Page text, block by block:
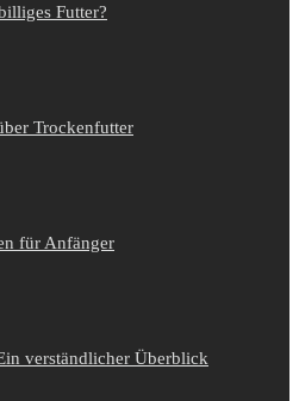
Futter?
Trockenfutter
für Anfänger
verständlicher Überblick